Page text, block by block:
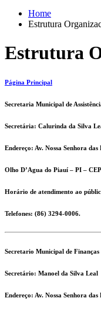
Home
Estrutura
Estrutura
Página Principal
Secretaria Municipal de
Secretária: Calurinda da Silva
Endereço: Av. Nossa Senhora
Olho D’Agua do Piauí – PI –
Horário de atendimento ao
Telefones: (86) 3294-0006.
Secretario Municipal de Finanças
Secretário: Manoel da Silva Leal
Endereço: Av. Nossa Senhora